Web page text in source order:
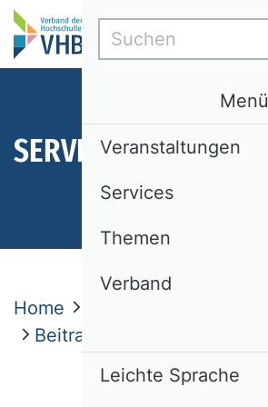
SERVICES
Home
Beitragszahlung
Suchen
Menü
Veranstaltungen
Services
Themen
Verband
Leichte Sprache